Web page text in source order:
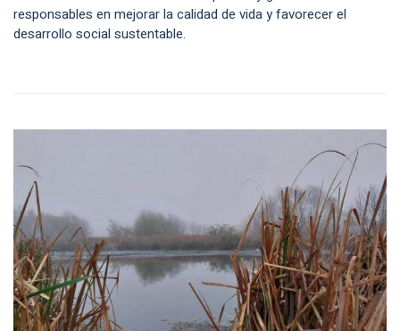
responsables en mejorar la calidad de vida y favorecer el
desarrollo social sustentable.